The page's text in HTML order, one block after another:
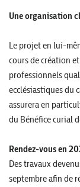
Une organisation
Le projet en lui-
cours de création
professionnels
ecclésiastiques du
assurera en
du Bénéfice curial
Rendez-vous en
Des travaux
septembre afin de